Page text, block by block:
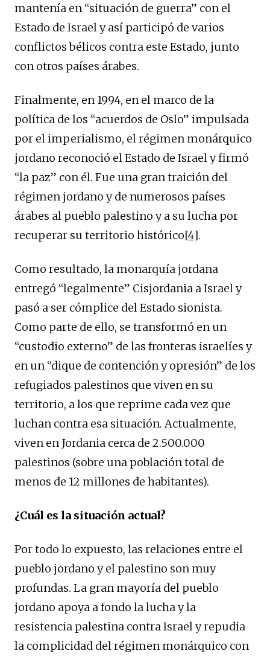
mantenía en “situación de guerra” con el
Estado de Israel y así participó de varios
conflictos bélicos contra este Estado, junto
con otros países árabes.
Finalmente, en 1994, en el marco de la
política de los “acuerdos de Oslo” impulsada
por el imperialismo, el régimen monárquico
jordano reconoció el Estado de Israel y firmó
“la paz” con él. Fue una gran traición del
régimen jordano y de numerosos países
árabes al pueblo palestino y a su lucha por
recuperar su territorio histórico[4].
Como resultado, la monarquía jordana
entregó “legalmente” Cisjordania a Israel y
pasó a ser cómplice del Estado sionista.
Como parte de ello, se transformó en un
“custodio externo” de las fronteras israelíes y
en un “dique de contención y opresión” de los
refugiados palestinos que viven en su
territorio, a los que reprime cada vez que
luchan contra esa situación. Actualmente,
viven en Jordania cerca de 2.500.000
palestinos (sobre una población total de
menos de 12 millones de habitantes).
¿Cuál es la situación actual?
Por todo lo expuesto, las relaciones entre el
pueblo jordano y el palestino son muy
profundas. La gran mayoría del pueblo
jordano apoya a fondo la lucha y la
resistencia palestina contra Israel y repudia
la complicidad del régimen monárquico con